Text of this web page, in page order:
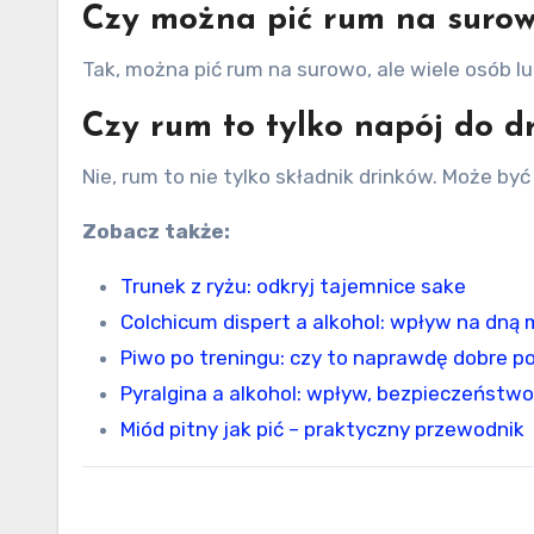
Czy można pić rum na
Tak, można pić rum na surowo, ale wiele osób
Czy rum to tylko napój do
Nie, rum to nie tylko składnik drinków. Może
Zobacz także:
Trunek z ryżu: odkryj tajemnice sake
Colchicum dispert a alkohol: wpływ na
Piwo po treningu: czy to naprawdę dobre
Pyralgina a alkohol: wpływ,
Miód pitny jak pić – praktyczny przewodnik